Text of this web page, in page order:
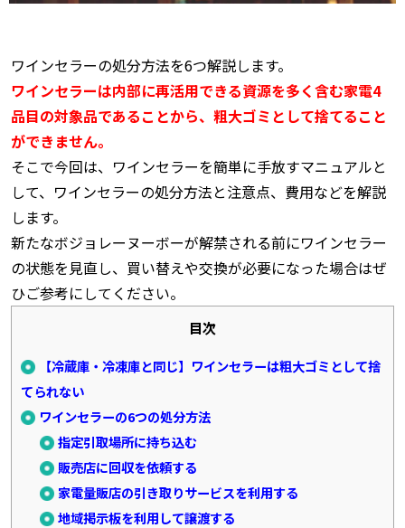
ワインセラーの処分方法を6つ解説します。
ワインセラーは内部に再活用できる資源を多く含む家電4
品目の対象品であることから、粗大ゴミとして捨てること
ができません。
そこで今回は、ワインセラーを簡単に手放すマニュアルと
して、ワインセラーの処分方法と注意点、費用などを解説
します。
新たなボジョレーヌーボーが解禁される前にワインセラー
の状態を見直し、買い替えや交換が必要になった場合はぜ
ひご参考にしてください。
目次
【冷蔵庫・冷凍庫と同じ】ワインセラーは粗大ゴミとして捨
てられない
ワインセラーの6つの処分方法
指定引取場所に持ち込む
販売店に回収を依頼する
家電量販店の引き取りサービスを利用する
地域掲示板を利用して譲渡する